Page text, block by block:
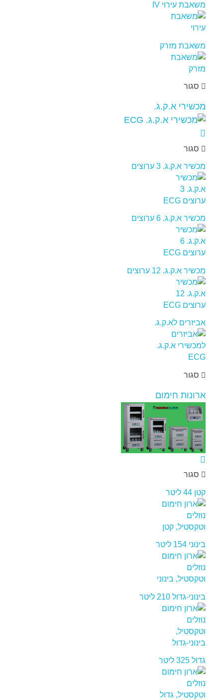
משאבת עירוי IV
משאבת מזרק
סגור
מכשירי א.ק.ג.
סגור
מכשיר א.ק.ג. 3 ערוצים
מכשיר א.ק.ג. 6 ערוצים
מכשיר א.ק.ג. 12 ערוצים
אביזרים לא.ק.ג.
סגור
ארונות חימום
סגור
קטן 44 ליטר
בינוני 154 ליטר
בינוני-גדול 210 ליטר
גדול 325 ליטר